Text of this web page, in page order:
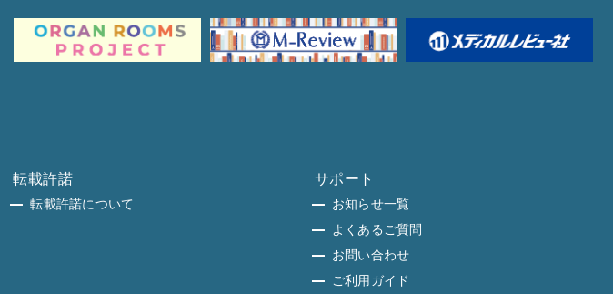
転載許諾
転載許諾について
サポート
お知らせ一覧
よくあるご質問
お問い合わせ
ご利用ガイド